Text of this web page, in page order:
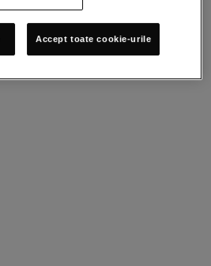
Accept toate cookie-urile